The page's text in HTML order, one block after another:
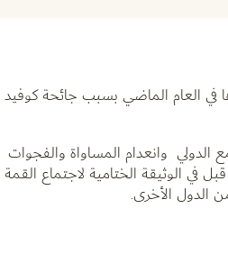
في العام الماضي بسبب جائحة كوفيد
الدولي وانعدام المساواة والفجوات
في الوثيقة الختامية لاجتماع القمة